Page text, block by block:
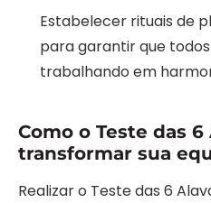
Estabelecer rituais de
para garantir que
trabalhando em
Como o Teste das
transformar sua
Realizar o Teste das 6